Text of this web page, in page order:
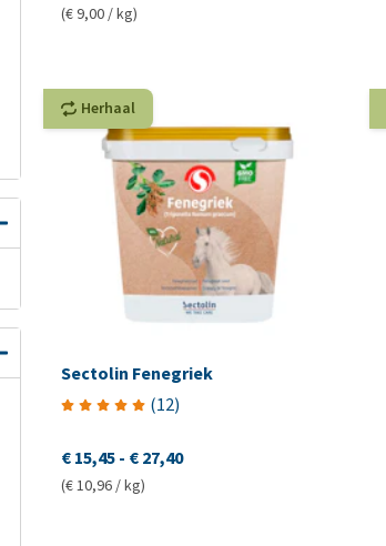
(€ 9,00 / kg)
Herhaal
Sectolin Fenegriek
(12)
€ 15,45- € 27,40
(€ 10,96 / kg)